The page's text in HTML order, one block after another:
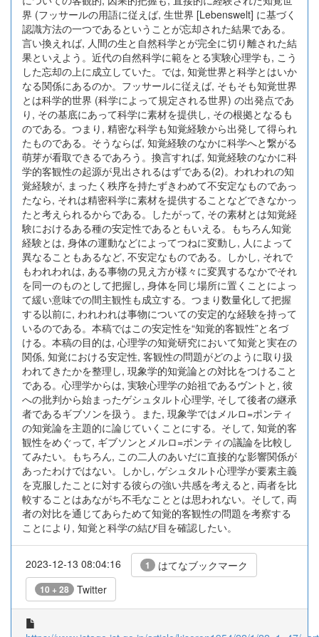
界 (フッサールの用語に従えば, 生世界 [Lebenswelt] に基づく
認識方法の一つであるということが忘却された結果である。
言い換えれば, 人間の生と自然科学とが完全に切り離された結
果といえよう。近代の自然科学に範をとる実験心理学も, こう
した忘却の上に成立していた。では, 知覚世界と科学とはいか
なる関係にあるのか。フッサールに従えば, そもそも知覚世界
とは科学的世界 (科学によって規定される世界) の出発点であ
り, その基底にあって科学に素材を提供し, その根拠となるも
のである。つまり, 精密な科学も知覚経験から出発して得られ
たものである。そうならば, 知覚経験のなかに科学へと繋がる
萌芽が看取できるであろう。換言すれば, 知覚経験のなかに科
学的客観性の起源が見出されるはずである(2)。われわれの知
覚経験が, まったく秩序を持たずきわめて不安定なものであっ
たなら, それは精密科学に素材を提供することなどできなかっ
たと考えられるからである。したがって, その素材とは知覚経
験におけるある種の安定性であるともいえる。もちろん知覚
経験とは, 身体の運動などによってつねに変動し, 人によって
異なることもあるなど, 不安定なものである。しかし, それで
もわれわれは, ある事物の見え方が様々に変異するなかでそれ
を同一のものとして把握し, 身体を同じ場所に置くことによっ
て緩い意味での間主観性も成立する。つまり数量化して把握
する以前に, われわれは事物についての安定的な経験を持って
いるのである。本稿ではこの安定性を“知覚的客観性”と名づ
ける。本稿の目的は, 心理学の知覚研究において知覚と実在の
関係, 知覚における安定性, 客観性の問題がどのように取り扱
われてきたかを整理し, 現象学的知覚論との対比をつけること
である。心理学からは, 実験心理学の始祖であるヴントと, 彼
への批判から始まったゲシュタルト心理学, そして後者の継承
者であるギブソンを扱う。また, 現象学ではメルロ=ポンティ
の知覚論を主題的に論じていくことにする。そして, 知覚的客
観性をめぐって, ギブソンとメルロ=ポンティの議論を比較し
てみたい。もちろん, この二人のあいだに直接的な影響関係が
あったわけではない。しかし, ゲシュタルト心理学が要素主義
を克服したことに対する彼らの強い共感を考えると, 両者を比
較することはあながち不毛なこととは思われない。そして, 両
者の対比を通じてあらためて知覚的客観性の問題を考察する
ことにより, 知覚と科学の結び目を確認したい。
2023-12-13 08:04:16 1 はてなブックマーク
10 + 28 Twitter